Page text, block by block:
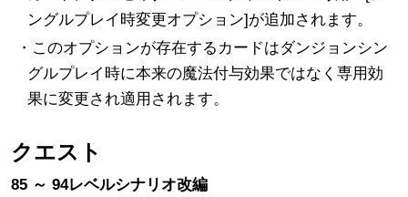
成長 キャラクター
ングルプレイ時変更オプション]が追加されます。
・このオプションが存在するカードはダンジョンシン
グルプレイ時に本来の魔法付与効果ではなく専用効
果に変更され適用されます。
クエスト
85 ～ 94レベルシナリオ改編